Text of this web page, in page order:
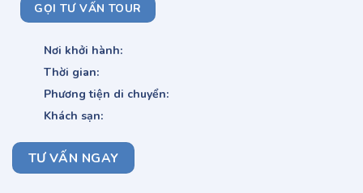
GỌI TƯ VẤN TOUR
Nơi khởi hành:
Thời gian:
Phương tiện di chuyển:
Khách sạn:
TƯ VẤN NGAY